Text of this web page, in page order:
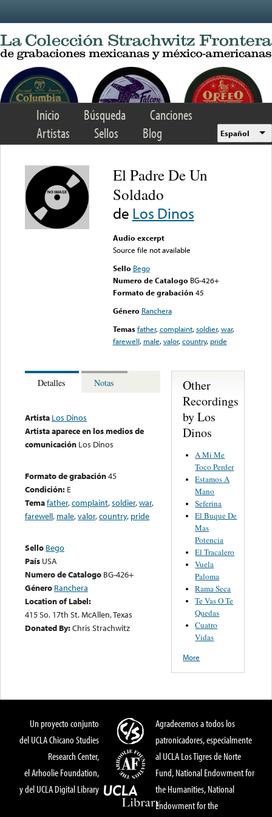
Inicio Búsqueda
Canciones
Artistas
Sellos Blog Español
El Padre De Un
Soldado
de Los Dinos
Audio excerpt
Source file not available
Sello Bego
Numero de Catalogo BG-426+
Formato de grabación 45
Género Ranchera
Temas father,complaint,soldier,war,
farewell, male,valor,country, pride
Detalles Notas
Artista Los Dinos
Artista aparece en los medios de
comunicación Los Dinos
Formato de grabación45
Condición: E
Temafather,complaint,soldier,war,
farewell, male,valor,country, pride
Sello Bego
País USA
Numero de Catalogo BG-426+
Género Ranchera
Location of Label:
415 So. 17th St. McAllen, Texas
Donated By:Chris Strachwitz
Other
Recordings
by Los
Dinos
A Mi Me
Toco Perder
Estamos A
Mano
Seferina
El Buque De
Mas
Potencia
El Tracalero
Vuela
Paloma
Rama Seca
Te Vas O Te
Quedas
Cuatro
Vidas
More
Un proyecto conjunto
del UCLA Chicano Studies
Research Center,
el Arhoolie Foundation,
y del UCLA Digital Library
Agradecemos a todos los
patronicadores, especialmente
al UCLA Los Tigres de Norte
Fund, National Endowment for
the Humanities, National
Endowment for the